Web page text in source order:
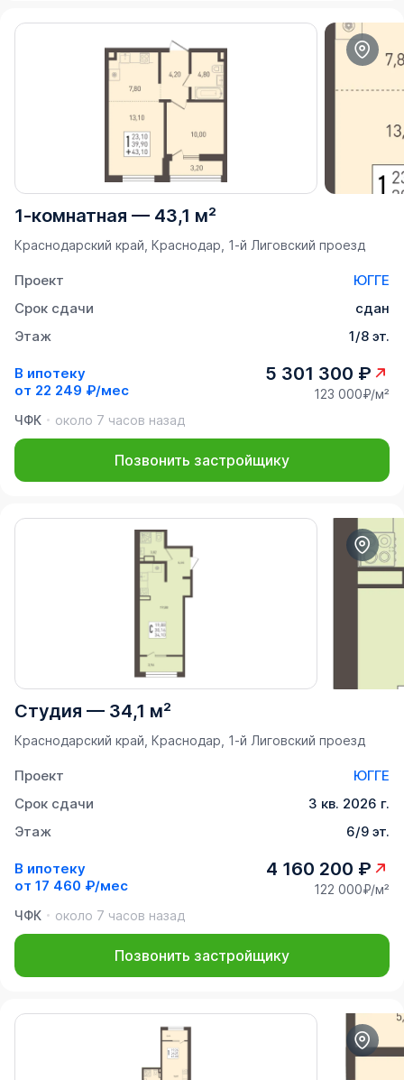
1-комнатная — 43,1 м²
Краснодарский край, Краснодар, 1-й Лиговский проезд
Проект
ЮГГЕ
Срок сдачи
сдан
Этаж
1/8 эт.
В ипотеку
от 22 249 ₽/мес
5 301 300 ₽
123 000₽/м²
ЧФК
около 7 часов назад
Позвонить застройщику
Студия — 34,1 м²
Краснодарский край, Краснодар, 1-й Лиговский проезд
Проект
ЮГГЕ
Срок сдачи
3 кв. 2026 г.
Этаж
6/9 эт.
В ипотеку
от 17 460 ₽/мес
4 160 200 ₽
122 000₽/м²
ЧФК
около 7 часов назад
Позвонить застройщику